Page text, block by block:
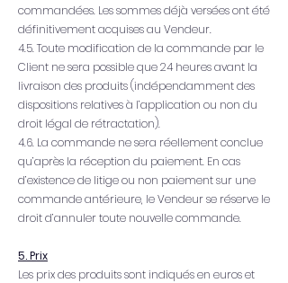
commandées. Les sommes déjà versées ont été
définitivement acquises au Vendeur.
4.5. Toute modification de la commande par le
Client ne sera possible que 24 heures avant la
livraison des produits (indépendamment des
dispositions relatives à l’application ou non du
droit légal de rétractation).
4.6. La commande ne sera réellement conclue
qu’après la réception du paiement. En cas
d’existence de litige ou non paiement sur une
commande antérieure, le Vendeur se réserve le
droit d’annuler toute nouvelle commande.
5. Prix
Les prix des produits sont indiqués en euros et